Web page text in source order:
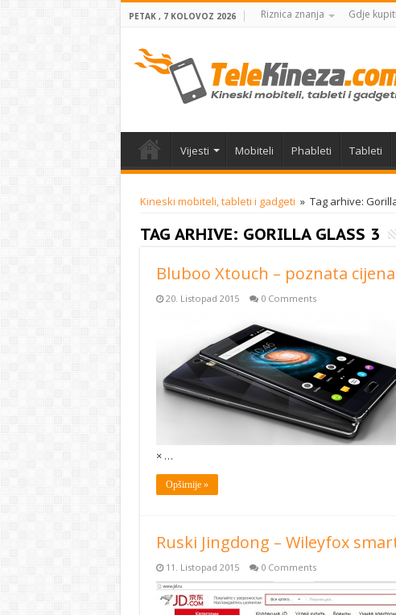
PETAK , 7 KOLOVOZ 2026 Riznica znanja Gdje kupiti
Vijesti Mobiteli Phableti Tableti
Kineski mobiteli, tableti i gadgeti » Tag arhive:
TAG ARHIVE: GORILLA GLASS 3
Bluboo Xtouch – poznata
20. Listopad 2015 0 Comments
× …
Opširnije »
Ruski Jingdong – Wileyfox
11. Listopad 2015 0 Comments